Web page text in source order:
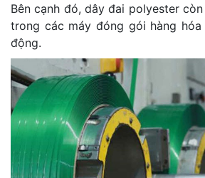
Bên cạnh đó, dây đai polyester
trong các máy đóng gói hàng
động.